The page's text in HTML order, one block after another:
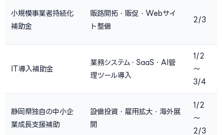
小規模事業者持続化
補助金
販路開拓・販促・Webサイ
ト整備
2/3
IT導入補助金
業務システム・SaaS・AI管
理ツール導入
1/2
〜
3/4
静岡県独自の中小企
業成長支援補助
設備投資・雇用拡大・海外展
開
1/2
〜
2/3